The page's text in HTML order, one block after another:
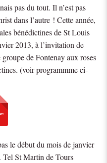
pas du tout. Il n’est pas
dans l’autre ! Cette année,
bénédictines de St Louis
2013, à l’invitation de
de Fontenay aux roses
(voir programmme ci-
le début du mois de janvier
Tel St Martin de Tours